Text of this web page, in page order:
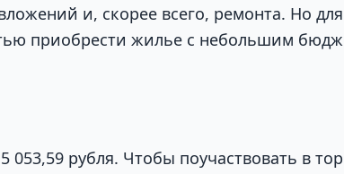
и, скорее всего, ремонта. Но для
приобрести жилье с небольшим
053,59 рубля. Чтобы поучаствовать в